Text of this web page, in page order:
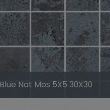
Nat Mos 5X5 30X30